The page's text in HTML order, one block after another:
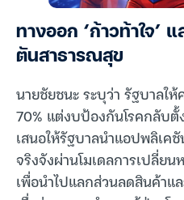
ทางออก ‘ก้าวท้าใจ’
ตันสาธารณสุข
นายชัยชนะ ระบุว่า รัฐบาลใ
70% แต่งบป้องกันโรคกลับตั้
เสนอให้รัฐบาลนำแอปพลิเคชั
จริงจังผ่านโมเดลการเปลี่ย
เพื่อนำไปแลกส่วนลดสินค้าแ